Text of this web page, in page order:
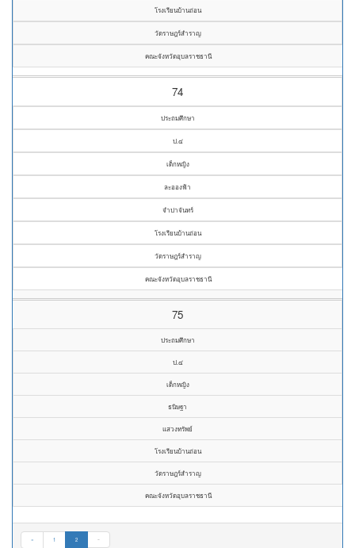
โรงเรียนบ้านถ่อน
วัดราษฎร์สำราญ
คณะจังหวัดอุบลราชธานี
74
ประถมศึกษา
ป.๔
เด็กหญิง
ละอองฟ้า
จำปาจันทร์
โรงเรียนบ้านถ่อน
วัดราษฎร์สำราญ
คณะจังหวัดอุบลราชธานี
75
ประถมศึกษา
ป.๔
เด็กหญิง
ธนิษฐา
แสวงทรัพย์
โรงเรียนบ้านถ่อน
วัดราษฎร์สำราญ
คณะจังหวัดอุบลราชธานี
« 1 2 »